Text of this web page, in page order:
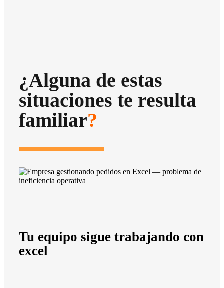
¿Alguna de estas
situaciones te resulta
familiar?
Tu equipo sigue trabajando con
excel